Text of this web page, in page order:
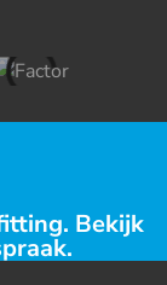
Bekijk